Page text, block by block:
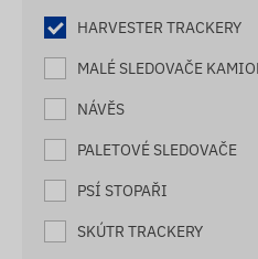
HARVESTER TRACKERY
MALÉ SLEDOVAČE
NÁVĚS
PALETOVÉ SLEDOVAČE
PSÍ STOPAŘI
SKÚTR TRACKERY